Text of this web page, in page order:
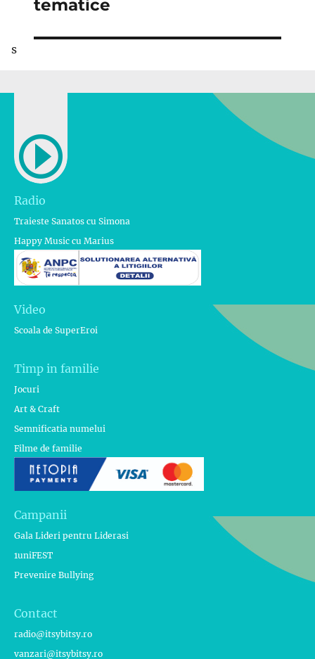
tematice
s
Radio
Traieste Sanatos cu Simona
Happy Music cu Marius
Video
Scoala de SuperEroi
Timp in familie
Jocuri
Art & Craft
Semnificatia numelui
Filme de familie
Campanii
Gala Lideri pentru Liderasi
1uniFEST
Prevenire Bullying
Contact
radio@itsybitsy.ro
vanzari@itsybitsy.ro